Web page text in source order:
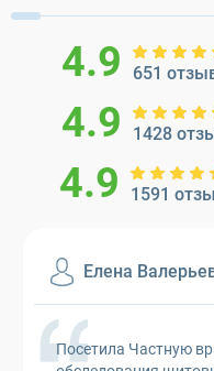
4.9 651
4.9 1428
4.9 1591
Елена
Посетила Частную